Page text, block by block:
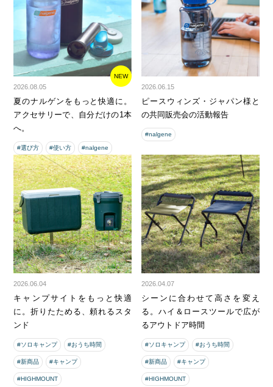
NEW
2026.08.05
夏のナルゲンをもっと快適に。
アクセサリーで、自分だけの1本
へ。
#選び方 #使い方 #nalgene
2026.06.15
ピースウィンズ・ジャパン様と
の共同販売会の活動報告
#nalgene
2026.06.04
キャンプサイトをもっと快適
に。折りたためる、頼れるスタ
ンド
#ソロキャンプ #おうち時間
#新商品 #キャンプ
#HIGHMOUNT
2026.04.07
シーンに合わせて高さを変え
る。ハイ＆ロースツールで広が
るアウトドア時間
#ソロキャンプ #おうち時間
#新商品 #キャンプ
#HIGHMOUNT